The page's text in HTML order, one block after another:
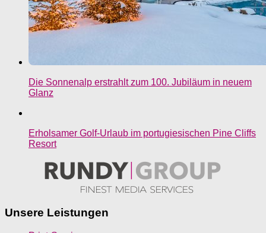
Die Sonnenalp erstrahlt zum 100. Jubiläum in neuem
Glanz
Erholsamer Golf-Urlaub im portugiesischen Pine Cliffs
Resort
Unsere Leistungen